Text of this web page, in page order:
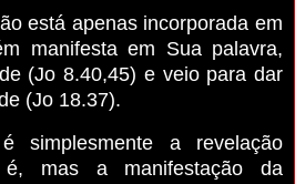
está apenas incorporada em
manifesta em Sua palavra,
(Jo 8.40,45) e veio para dar
(Jo 18.37).
simplesmente a revelação
mas a manifestação da